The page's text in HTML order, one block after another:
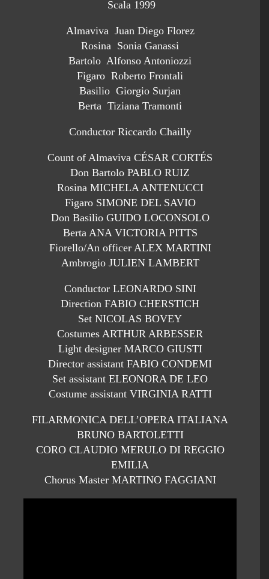
Scala 1999
Almaviva Juan Diego Florez
Rosina Sonia Ganassi
Bartolo Alfonso Antoniozzi
Figaro Roberto Frontali
Basilio Giorgio Surjan
Berta Tiziana Tramonti
Conductor Riccardo Chailly
Count of Almaviva CÉSAR CORTÉS
Don Bartolo PABLO RUIZ
Rosina MICHELA ANTENUCCI
Figaro SIMONE DEL SAVIO
Don Basilio GUIDO LOCONSOLO
Berta ANA VICTORIA PITTS
Fiorello/An officer ALEX MARTINI
Ambrogio JULIEN LAMBERT
Conductor LEONARDO SINI
Direction FABIO CHERSTICH
Set NICOLAS BOVEY
Costumes ARTHUR ARBESSER
Light designer MARCO GIUSTI
Director assistant FABIO CONDEMI
Set assistant ELEONORA DE LEO
Costume assistant VIRGINIA RATTI
FILARMONICA DELL’OPERA ITALIANA
BRUNO BARTOLETTI
CORO CLAUDIO MERULO DI REGGIO
EMILIA
Chorus Master MARTINO FAGGIANI